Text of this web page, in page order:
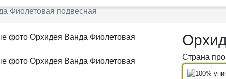
Фиолетовая подвесная
Страна